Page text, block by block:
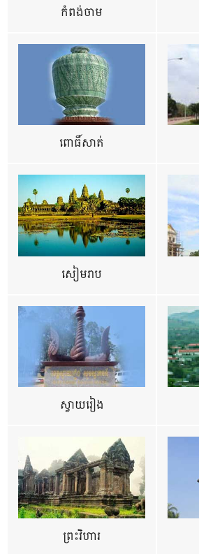
កំពង់ចាម
ពោធិ៍សាត់
សៀមរាប
ស្វាយរៀង
ព្រះវិហារ